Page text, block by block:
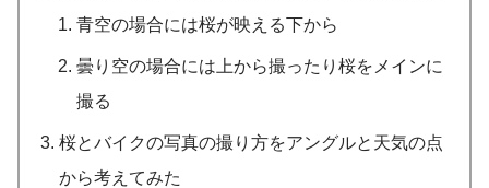
青空の場合には桜が映える下から
曇り空の場合には上から撮ったり桜をメインに
撮る
桜とバイクの写真の撮り方をアングルと天気の点
から考えてみた